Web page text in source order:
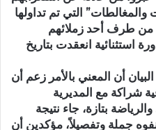
والمغالطات” التي تم تداولها
من طرف أحد زملائهم
استثنائية انعقدت بتاريخ
أن المعني بالأمر زعم أن
شراكة مع المديرية
والرياضة بتازة، جاء نتيجة
جملة وتفصيلاً، مؤكدين أن